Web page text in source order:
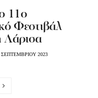
11ο
Φεστιβάλ
Λάρισα
ΣΕΠΤΕΜΒΡΙΟΥ 2023